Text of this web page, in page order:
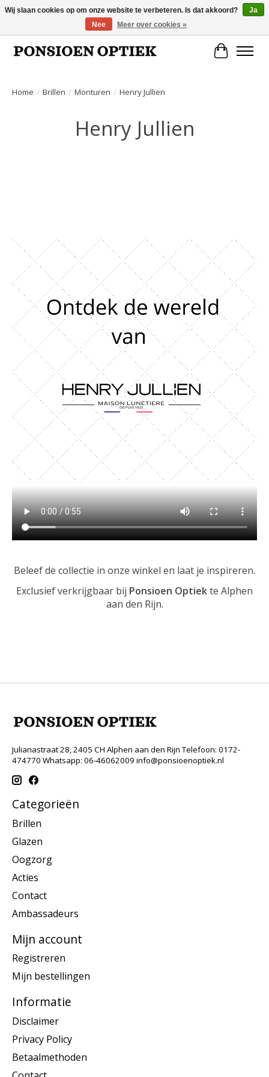
Openingstijden: dinsdag, donderdag, vrijdag, zaterdag van 10.00 t/m 17.00 uur
Home / Brillen / Monturen / Henry Jullien
Henry Jullien
Beleef de collectie in onze winkel en laat je inspireren.
Exclusief verkrijgbaar bij Ponsioen Optiekte Alphen
aan den Rijn.
Julianastraat 28, 2405 CH Alphen aan den Rijn Telefoon: 0172-
474770 Whatsapp: 06-46062009 info@ponsioenoptiek.nl
Categorieën
Brillen
Glazen
Oogzorg
Acties
Contact
Ambassadeurs
Mijn account
Registreren
Mijn bestellingen
Informatie
Disclaimer
Privacy Policy
Betaalmethoden
Wij slaan cookies op om onze website te verbeteren. Is dat akkoord?
Ja
Nee
Meer over cookies »